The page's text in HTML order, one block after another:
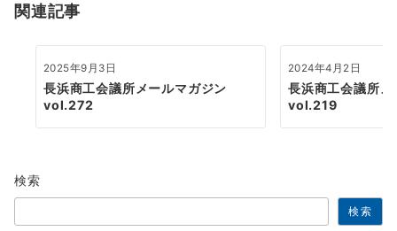
ン
関連記事
2025年9月3日
長浜商工会議所メールマガジン
vol.272
2024年4月2日
長浜商工会議所
vol.219
検索
検索